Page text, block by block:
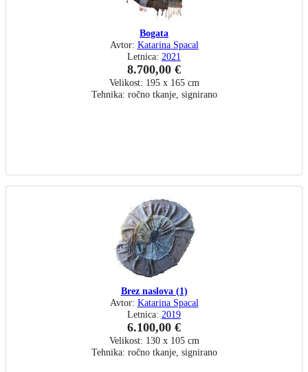
Bogata
Avtor: Katarina Spacal
Letnica: 2021
8.700,00 €
Velikost: 195 x 165 cm
Tehnika: ročno tkanje, signirano
Brez naslova (1)
Avtor: Katarina Spacal
Letnica: 2019
6.100,00 €
Velikost: 130 x 105 cm
Tehnika: ročno tkanje, signirano